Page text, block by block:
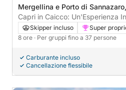
Mergellina e Porto di
Capri in Caicco: Un'Esperienza
Skipper incluso Super
8 ore · Per gruppi fino a 37 persone
Carburante incluso
Cancellazione flessibile